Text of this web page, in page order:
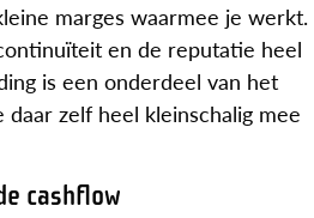
marges waarmee je werkt.
en de reputatie heel
is een onderdeel van het
zelf heel kleinschalig mee
cashflow